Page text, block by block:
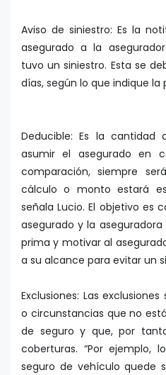
Aviso de siniestro: Es la
asegurado a la
tuvo un siniestro. Esta se
días, según lo que indique la
Deducible: Es la
asumir el asegurado en
comparación, siempre
cálculo o monto estará
señala Lucio. El objetivo es
asegurado y la
prima y motivar al
a su alcance para evitar un
Exclusiones: Las
o circunstancias que no
de seguro y que, por
coberturas. “Por
seguro de vehículo quede